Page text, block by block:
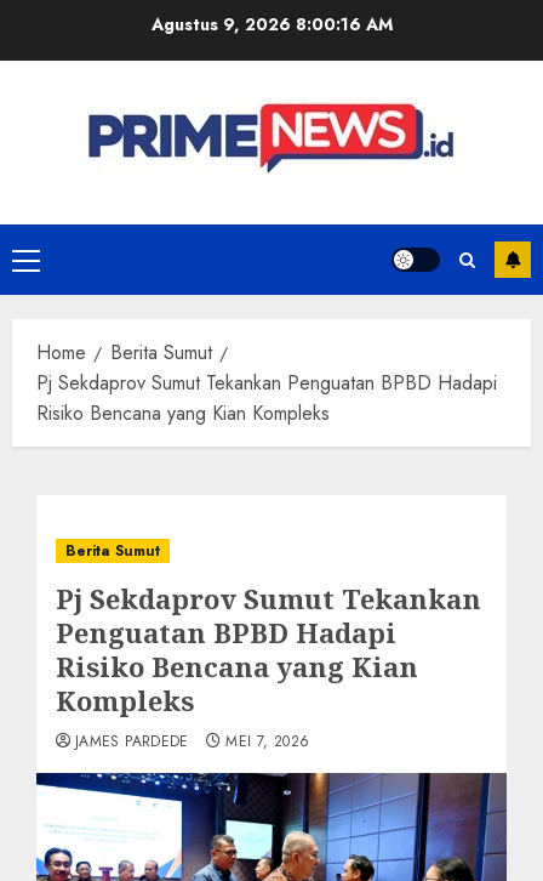
Agustus 9, 2026 8:00:17 AM
Primary
Menu
Home
Berita Sumut
Pj Sekdaprov Sumut Tekankan Penguatan BPBD Hadapi
Risiko Bencana yang Kian Kompleks
Berita Sumut
Pj Sekdaprov Sumut Tekankan
Penguatan BPBD Hadapi
Risiko Bencana yang Kian
Kompleks
JAMES PARDEDE MEI 7, 2026